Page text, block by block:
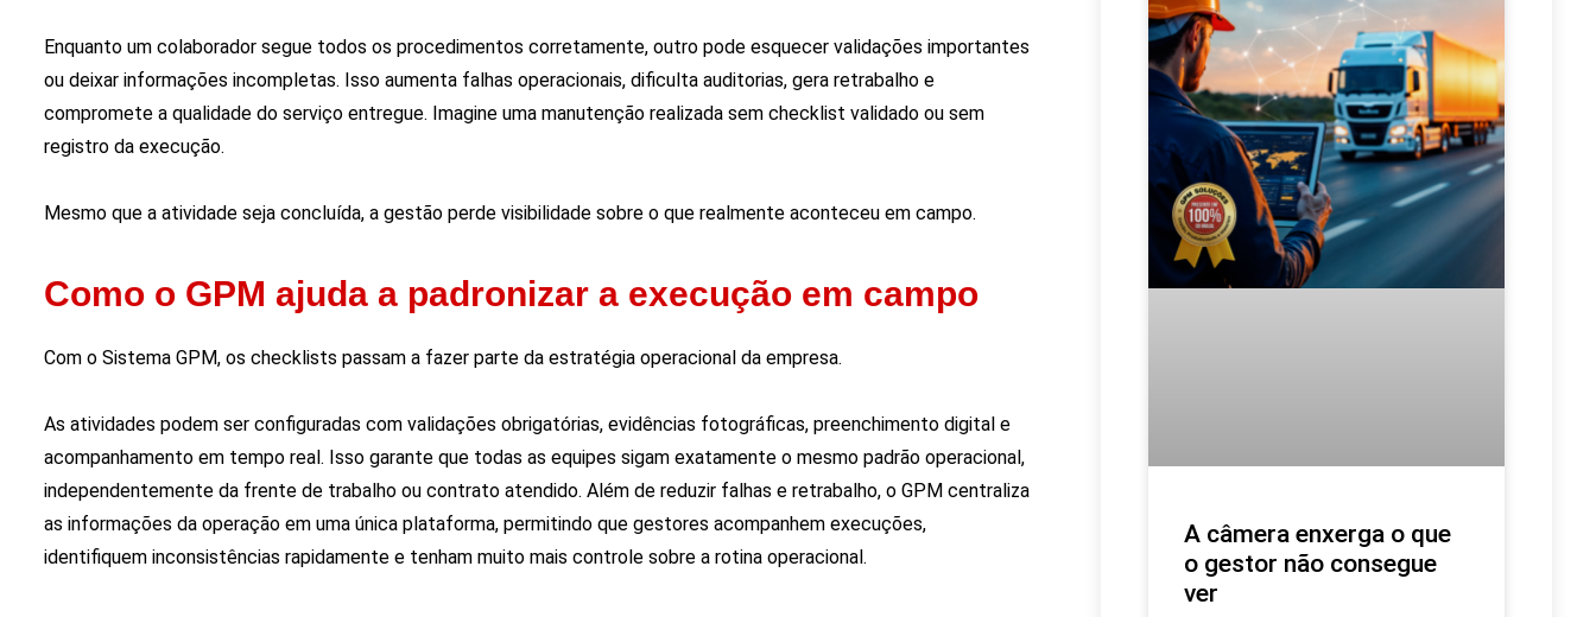
Enquanto um colaborador segue todos os procedimentos corretamente, outro pode esquecer validações importantes
ou deixar informações incompletas. Isso aumenta falhas operacionais, dificulta auditorias, gera retrabalho e
compromete a qualidade do serviço entregue. Imagine uma manutenção realizada sem checklist validado ou sem
registro da execução.
Mesmo que a atividade seja concluída, a gestão perde visibilidade sobre o que realmente aconteceu em campo.
Como o GPM ajuda a padronizar a execução em campo
Com o Sistema GPM, os checklists passam a fazer parte da estratégia operacional da empresa.
As atividades podem ser configuradas com validações obrigatórias, evidências fotográficas, preenchimento digital e
acompanhamento em tempo real. Isso garante que todas as equipes sigam exatamente o mesmo padrão operacional,
independentemente da frente de trabalho ou contrato atendido. Além de reduzir falhas e retrabalho, o GPM centraliza
as informações da operação em uma única plataforma, permitindo que gestores acompanhem execuções,
identifiquem inconsistências rapidamente e tenham muito mais controle sobre a rotina operacional.
A câmera enxerga o que
o gestor não consegue
ver